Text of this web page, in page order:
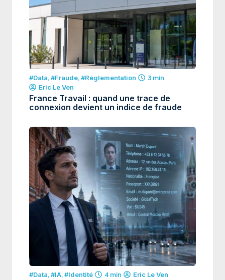
#Data,#Fraude,#Réglementation
3 min
Eric Le Ven
France Travail : quand une trace de
connexion devient un indice de fraude
#Data,#IA,#Identité 4 min Eric Le Ven